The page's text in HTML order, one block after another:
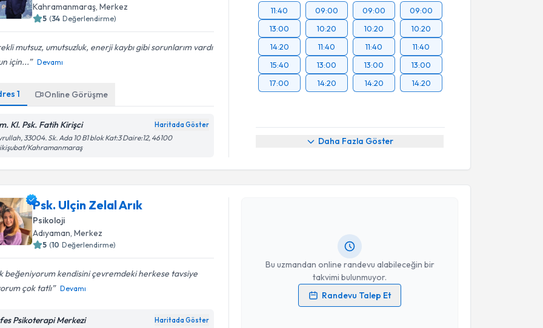
Kahramanmaraş, Merkez
5 (34 Değerlendirme)
mutsuz, umutsuzluk, enerji kaybı gibi sorunlarım vardı
için...
Devamı
1 Online Görüşme
Kl. Psk. Fatih Kirişci Haritada Göster
33004. Sk. Ada 10 B1 blok Kat:3 Daire:12, 46100
Kahramanmaraş
11:40
13:00
14:20
15:40
17:00
09:00
10:20
11:40
13:00
14:20
09:00
10:20
11:40
13:00
14:20
09:00
10:20
11:40
13:00
14:20
Daha Fazla Göster
Psk. Ulçin Zelal Arık
Psikoloji
Adıyaman, Merkez
5 (10 Değerlendirme)
beğeniyorum kendisini çevremdeki herkese tavsiye
çok tatlı
Devamı
Psikoterapi Merkezi Haritada Göster
Bu uzmandan online randevu alabileceğin bir
takvimi bulunmuyor.
Randevu Talep Et
Randevu Takvimi Talebi
Psk. Ulçin Zelal Arık
Kişisel verilerimin işlenmesine ilişkinAydınlatma Metni